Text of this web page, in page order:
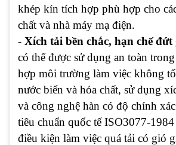
khép kín tích hợp phù hợp cho
chất và nhà máy mạ điện.
- Xích tải bền chắc, hạn chế đứt
có thể được sử dụng an toàn
hợp môi trường làm việc không
nước biển và hóa chất, sử dụng
và công nghệ hàn có độ chính
tiêu chuẩn quốc tế ISO3077-
điều kiện làm việc quá tải có gió